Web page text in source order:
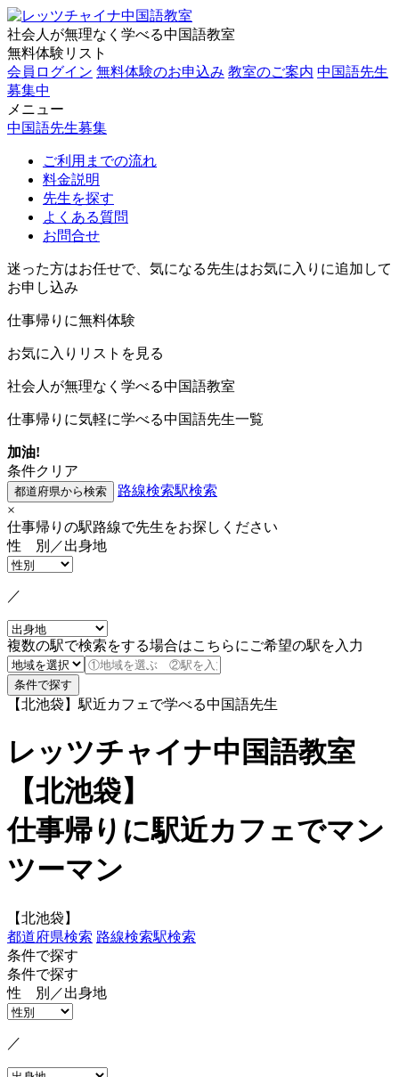
社会人が無理なく学べる中国語教室
無料体験リスト
会員ログイン 無料体験のお申込み 教室のご案内 中国語先生
募集中
メニュー
中国語先生募集
ご利用までの流れ
料金説明
先生を探す
よくある質問
お問合せ
迷った方はお任せで、気になる先生はお気に入りに追加して
お申し込み
仕事帰りに無料体験
お気に入りリストを見る
社会人が無理なく学べる中国語教室
仕事帰りに気軽に学べる中国語先生一覧
加油!
条件クリア
路線検索駅検索
×
仕事帰りの駅路線で先生をお探しください
性 別／出身地
／
複数の駅で検索をする場合はこちらにご希望の駅を入力
【北池袋】駅近カフェで学べる中国語先生
レッツチャイナ中国語教室
【北池袋】
仕事帰りに駅近カフェでマン
ツーマン
【北池袋】
都道府県検索 路線検索駅検索
条件で探す
条件で探す
性 別／出身地
／